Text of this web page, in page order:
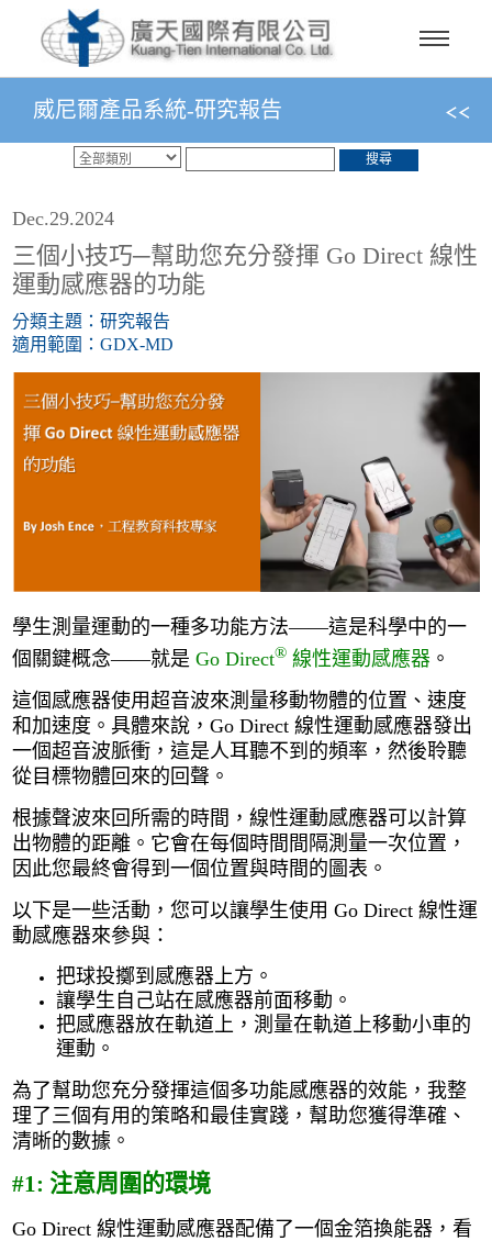
威尼爾產品系統-研究報告
搜尋
Dec.29.2024
三個小技巧─幫助您充分發揮 Go Direct 線性
運動感應器的功能
分類主題：研究報告
適用範圍：GDX-MD
學生測量運動的一種多功能方法——這是科學中的一
個關鍵概念——就是Go Direct® 線性運動感應器 。
這個感應器使用超音波來測量移動物體的位置、速度
和加速度。具體來說，Go Direct 線性運動感應器發出
一個超音波脈衝，這是人耳聽不到的頻率，然後聆聽
從目標物體回來的回聲。
根據聲波來回所需的時間，線性運動感應器可以計算
出物體的距離。它會在每個時間間隔測量一次位置，
因此您最終會得到一個位置與時間的圖表。
以下是一些活動，您可以讓學生使用 Go Direct 線性運
動感應器來參與：
把球投擲到感應器上方。
讓學生自己站在感應器前面移動。
把感應器放在軌道上，測量在軌道上移動小車的
運動。
為了幫助您充分發揮這個多功能感應器的效能，我整
理了三個有用的策略和最佳實踐，幫助您獲得準確、
清晰的數據。
#1: 注意周圍的環境
Go Direct 線性運動感應器配備了一個金箔換能器，看